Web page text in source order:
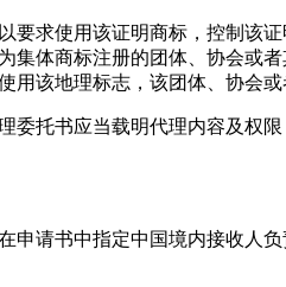
求使用该证明商标，控制该
体商标注册的团体、协会或
该地理标志，该团体、协会或
托书应当载明代理内容及权
请书中指定中国境内接收人